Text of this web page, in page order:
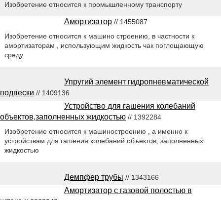
Изобретение относится к промышленному транспорту
Амортизатор // 1455087
Изобретение относится к машино строению, в частности к
амортизаторам , использующим жидкость чак поглощающую
среду
Упругий элемент гидропневматической
подвески // 1409136
Устройство для гашения колебаний
объектов,заполненных жидкостью // 1392284
Изобретение относится к машиностроению , а именно к
устройствам для гашения колебаний объектов, заполненных
жидкостью
Демпфер трубы // 1343166
Амортизатор с газовой полостью в